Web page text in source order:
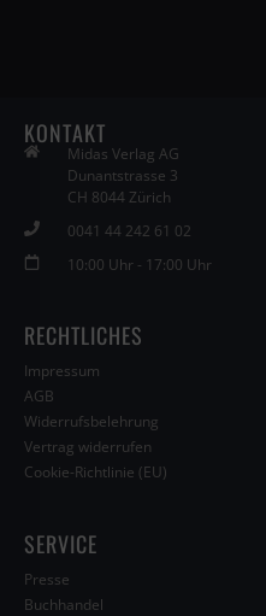
KONTAKT
Midas Verlag AG
Dunantstrasse 3
CH 8044 Zürich
0041 44 242 61 02
10:00 Uhr - 17:00 Uhr
RECHTLICHES
Impressum
AGB
Widerrufsbelehrung
Vertrag widerrufen
Cookie-Richtlinie (EU)
SERVICE
Presse
Buchhandel